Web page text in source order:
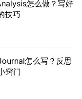
怎么做？写好
技巧
怎么写？反思
窍门